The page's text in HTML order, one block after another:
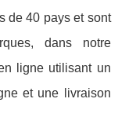
de 40 pays et sont
dans notre
ligne utilisant un
et une livraison